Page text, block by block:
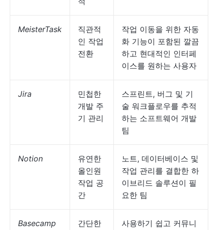
MeisterTask
직관적
인 작업
전환
작업 이동을 위한 자동
화 기능이 포함된 깔끔
하고 현대적인 인터페
이스를 원하는 사용자
Jira
민첩한
개발 주
기 관리
스프린트, 버그 및 기
술 워크플로우를 추적
하는 소프트웨어 개발
팀
Notion
유연한
올인원
작업 공
간
노트, 데이터베이스 및
작업 관리를 결합한 하
이브리드 솔루션이 필
요한 팀
Basecamp
간단한
사용하기 쉽고 커뮤니